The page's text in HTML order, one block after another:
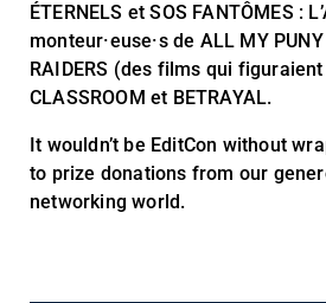
ÉTERNELS et SOS FANTÔMES :
monteur·euse·s de ALL MY PUNY
RAIDERS (des films qui
CLASSROOM et BETRAYAL.
It wouldn’t be EditCon without
to prize donations from our
networking world.